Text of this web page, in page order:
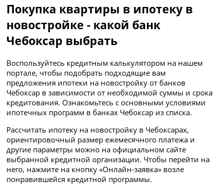
Покупка квартиры в ипотеку в
новостройке - какой банк
Чебоксар выбрать
Воспользуйтесь кредитным калькулятором на нашем
портале, чтобы подобрать подходящие вам
предложения ипотеки на новостройку от банков
Чебоксар в зависимости от необходимой суммы и срока
кредитования. Ознакомьтесь с основными условиями
ипотечных программ в банках Чебоксар из списка.
Рассчитать ипотеку на новостройку в Чебоксарах,
ориентировочный размер ежемесячного платежа и
другие параметры можно на официальном сайте
выбранной кредитной организации. Чтобы перейти на
него, нажмите на кнопку «Онлайн-заявка» возле
понравившейся кредитной программы.